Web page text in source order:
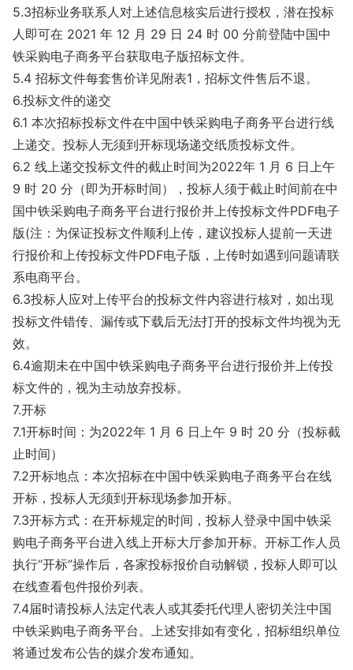
5.3招标业务联系人对上述信息核实后进行授权，潜在投标
人即可在 2021 年 12 月 29 日 24 时 00 分前登陆中国中
铁采购电子商务平台获取电子版招标文件。
5.4 招标文件每套售价详见附表1，招标文件售后不退。
6.投标文件的递交
6.1 本次招标投标文件在中国中铁采购电子商务平台进行线
上递交。投标人无须到开标现场递交纸质投标文件。
6.2 线上递交投标文件的截止时间为2022年 1 月 6 日上午
9 时 20 分（即为开标时间），投标人须于截止时间前在中
国中铁采购电子商务平台进行报价并上传投标文件PDF电子
版(注：为保证投标文件顺利上传，建议投标人提前一天进
行报价和上传投标文件PDF电子版，上传时如遇到问题请联
系电商平台。
6.3投标人应对上传平台的投标文件内容进行核对，如出现
投标文件错传、漏传或下载后无法打开的投标文件均视为无
效。
6.4逾期未在中国中铁采购电子商务平台进行报价并上传投
标文件的，视为主动放弃投标。
7.开标
7.1开标时间：为2022年 1 月 6 日上午 9 时 20 分（投标截
止时间）
7.2开标地点：本次招标在中国中铁采购电子商务平台在线
开标，投标人无须到开标现场参加开标。
7.3开标方式：在开标规定的时间，投标人登录中国中铁采
购电子商务平台进入线上开标大厅参加开标。开标工作人员
执行“开标”操作后，各家投标报价自动解锁，投标人即可以
在线查看包件报价列表。
7.4届时请投标人法定代表人或其委托代理人密切关注中国
中铁采购电子商务平台。上述安排如有变化，招标组织单位
将通过发布公告的媒介发布通知。